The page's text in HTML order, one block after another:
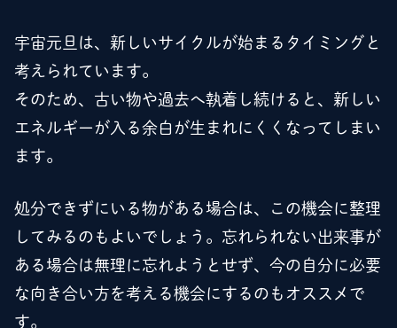
宇宙元旦は、新しいサイクルが始まるタイミングと
考えられています。
そのため、古い物や過去へ執着し続けると、新しい
エネルギーが入る余白が生まれにくくなってしまい
ます。
処分できずにいる物がある場合は、この機会に整理
してみるのもよいでしょう。忘れられない出来事が
ある場合は無理に忘れようとせず、今の自分に必要
な向き合い方を考える機会にするのもオススメで
す。